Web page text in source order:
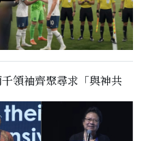
領袖齊聚尋求「與神共